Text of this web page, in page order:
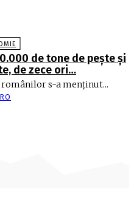
de tone de peşte şi
de zece ori…
s-a menţinut...